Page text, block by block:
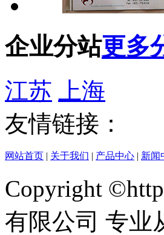
企业分站更多
江苏
上海
友情链接：
网站首页 | 关于我们 | 产品中心 | 新闻
Copyright
有限公司 专业